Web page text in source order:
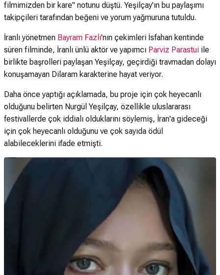
filmimizden bir kare" notunu düştü. Yeşilçay’ın bu paylaşımı
takipçileri tarafından beğeni ve yorum yağmuruna tutuldu.
İranlı yönetmen Bayram Fazlı'nın çekimleri İsfahan kentinde
süren filminde, İranlı ünlü aktör ve yapımcı Parviz Parastui ile
birlikte başrolleri paylaşan Yeşilçay, geçirdiği travmadan dolayı
konuşamayan Dilaram karakterine hayat veriyor.
Daha önce yaptığı açıklamada, bu proje için çok heyecanlı
olduğunu belirten Nurgül Yeşilçay, özellikle uluslararası
festivallerde çok iddialı olduklarını söylemiş, İran'a gideceği
için çok heyecanlı olduğunu ve çok sayıda ödül
alabileceklerini ifade etmişti.